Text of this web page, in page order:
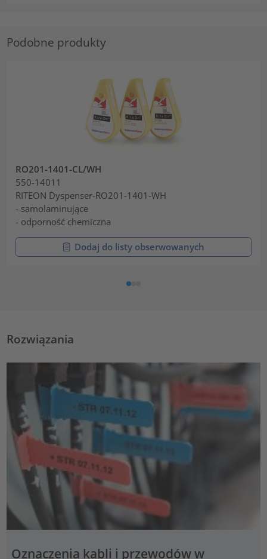
Podobne produkty
RO201-1401-CL/WH
550-14011
RITEON Dyspenser-RO201-1401-WH
- samolaminujące
- odporność chemiczna
Dodaj do listy obserwowanych
Rozwiązania
Oznaczenia kabli i przewodów w